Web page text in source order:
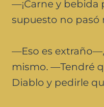
—¡Carne y bebida
supuesto no pasó
—Eso es
mismo. —Tendré
Diablo y pedirle